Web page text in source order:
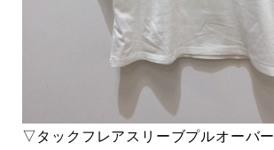
▽タックフレアスリーブプルオーバー